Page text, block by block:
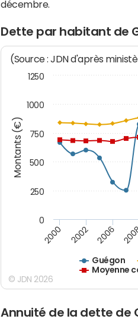
décembre.
Dette par habitant de
Montants (€)
(Source : JDN d'après
Guégon
Moyenne
2000 2002 2006
0
250
500
750
1000
1250
© JDN 2026
Annuité de la dette de